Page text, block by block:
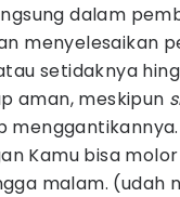
dalam
menyelesaikan
setidaknya
aman, meskipun
Kamu bisa
malam. (udah